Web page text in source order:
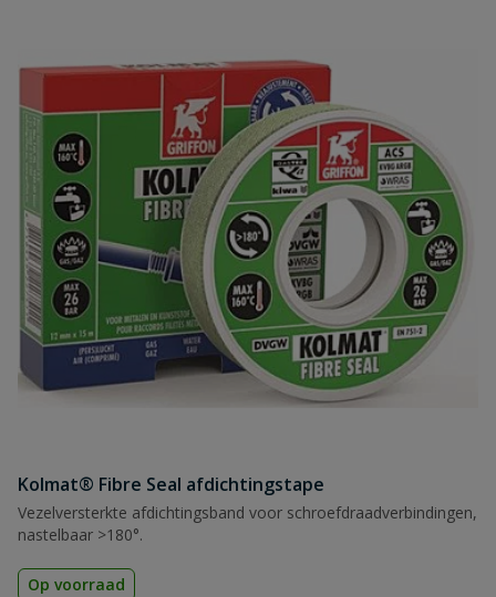
Naam
Samenvatting
Beoordeling
Beoordeling versturen
Kolmat® Fibre Seal afdichtingstape
Vezelversterkte afdichtingsband voor schroefdraadverbindingen,
nastelbaar >180°.
Op voorraad